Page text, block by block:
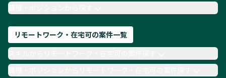
TypeScript
Laravel AWS
職種・ポジションから探す
リモートワーク・在宅可の案件一覧
職種・ポジションからリモートワーク・在宅可の案件探す